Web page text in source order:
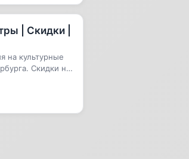
| Скидки |
на культурные
Скидки на